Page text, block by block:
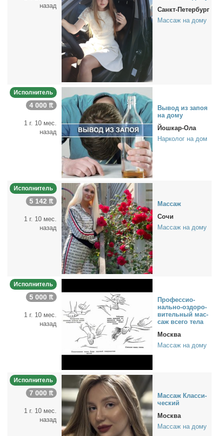
назад
Санкт-Петербург
Массаж на дому
Исполнитель
4 000 ₶
1 г. 10 мес.
назад
Вы­вод из за­поя
на до­му
Йошкар-Ола
Нарколог на дом
Исполнитель
5 142 ₶
1 г. 10 мес.
назад
Мас­саж
Сочи
Массаж на дому
Исполнитель
5 000 ₶
1 г. 10 мес.
назад
Про­фес­сио­
наль­но-оздо­ро­
ви­тель­ный мас­
саж все­го те­ла
Москва
Массаж на дому
Исполнитель
7 000 ₶
1 г. 10 мес.
назад
Мас­саж Клас­си­
че­ский
Москва
Массаж на дому